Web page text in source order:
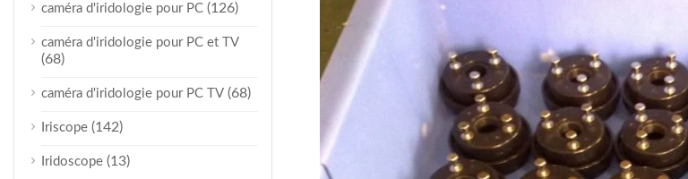
caméra d'iridologie pour PC (126)
caméra d'iridologie pour PC et TV
(68)
caméra d'iridologie pour PC TV (68)
Iriscope (142)
Iridoscope (13)